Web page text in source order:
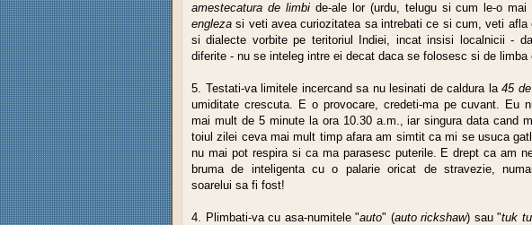
amestecatura de limbi de-ale lor (urdu, telugu si cum le-o
engleza si veti avea curiozitatea sa intrebati ce si cum, veti afla
si dialecte vorbite pe teritoriul Indiei, incat insisi localnicii -
diferite - nu se inteleg intre ei decat daca se folosesc si de limba
5. Testati-va limitele incercand sa nu lesinati de caldura la45
umiditate crescuta. E o provocare, credeti-ma pe cuvant. Eu
mai mult de 5 minute la ora 10.30 a.m., iar singura data cand
toiul zilei ceva mai mult timp afara am simtit ca mi se usuca
nu mai pot respira si ca ma parasesc puterile. E drept ca am
bruma de inteligenta cu o palarie oricat de stravezie,
soarelui sa fi fost!
4. Plimbati-va cu asa-numitele "auto" (auto rickshaw) sau "tuk